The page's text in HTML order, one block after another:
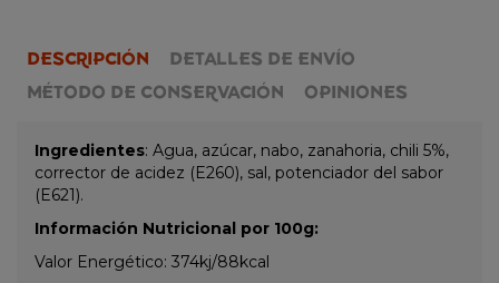
DESCRIPCIÓN
DETALLES DE ENVÍO
MÉTODO DE CONSERVACIÓN
OPINIONES
Ingredientes: Agua, azúcar, nabo, zanahoria, chili 5%,
corrector de acidez (E260), sal, potenciador del sabor
(E621).
Información Nutricional por 100g:
Valor Energético: 374kj/88kcal